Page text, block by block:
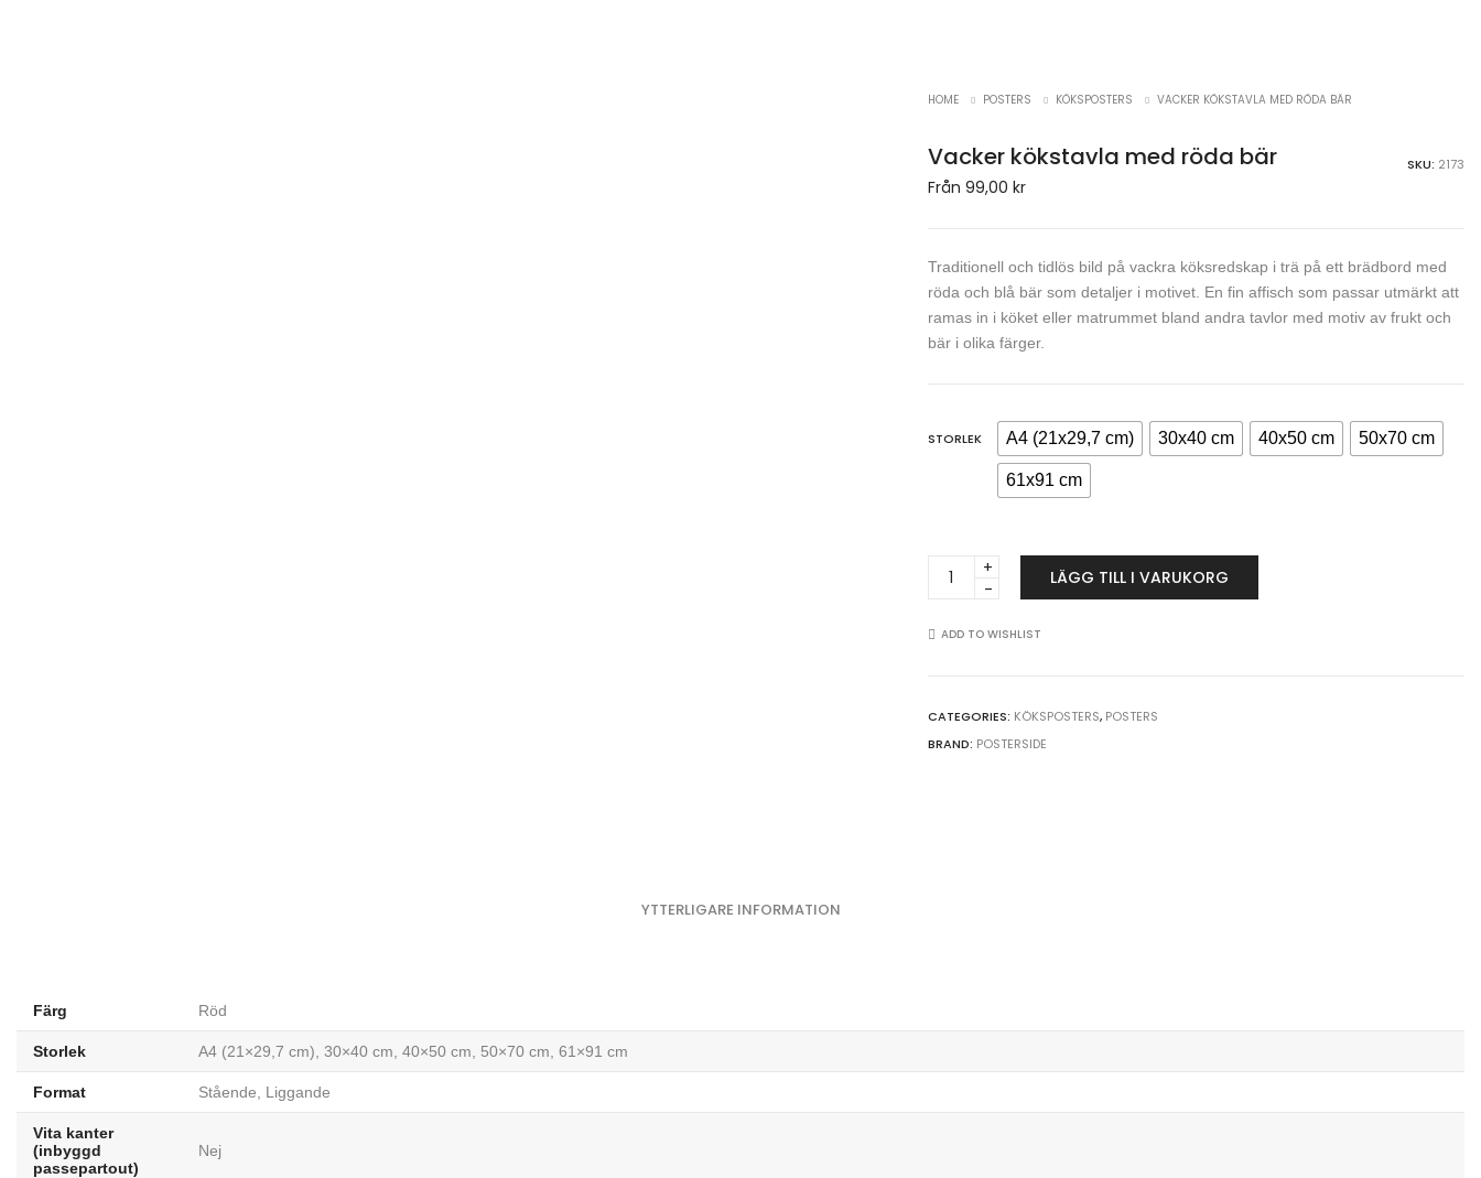
HOME POSTERS KÖKSPOSTERS VACKER KÖKSTAVLA MED RÖDA BÄR
Vacker kökstavla med röda bär
Från 99,00kr
SKU: 2173
Traditionell och tidlös bild på vackra köksredskap i trä på ett brädbord med
röda och blå bär som detaljer i motivet. En fin affisch som passar utmärkt att
ramas in i köket eller matrummet bland andra tavlor med motiv av frukt och
bär i olika färger.
STORLEK A4 (21x29,7 cm) 30x40 cm 40x50 cm 50x70 cm
61x91 cm
Vacker
kökstavla
röda
LÄGG TILL I VARUKORG
ADD TO WISHLIST
CATEGORIES: KÖKSPOSTERS, POSTERS
BRAND: POSTERSIDE
YTTERLIGARE INFORMATION
Färg Röd
Storlek A4 (21×29,7 cm), 30×40 cm, 40×50 cm, 50×70 cm, 61×91 cm
Format Stående Liggande
Vita kanter
(inbyggd
passepartout)
Nej